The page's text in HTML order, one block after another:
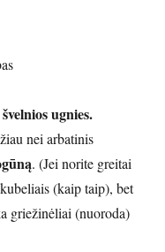
ugnies.
nei arbatinis
. (Jei norite greitai
(kaip taip), bet
griežinėliai (nuoroda)